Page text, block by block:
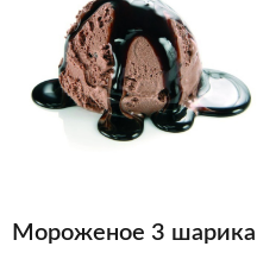
Мороженое 3 шарика